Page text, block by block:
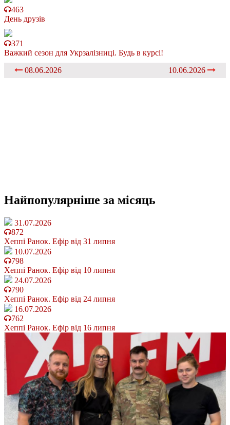
463
День друзів
371
Важкий сезон для Укрзалізниці. Будь в курсі!
08.06.2026
10.06.2026
Найпопулярніше за місяць
31.07.2026
872
Хеппі Ранок. Ефір від 31 липня
10.07.2026
798
Хеппі Ранок. Ефір від 10 липня
24.07.2026
790
Хеппі Ранок. Ефір від 24 липня
16.07.2026
762
Хеппі Ранок. Ефір від 16 липня